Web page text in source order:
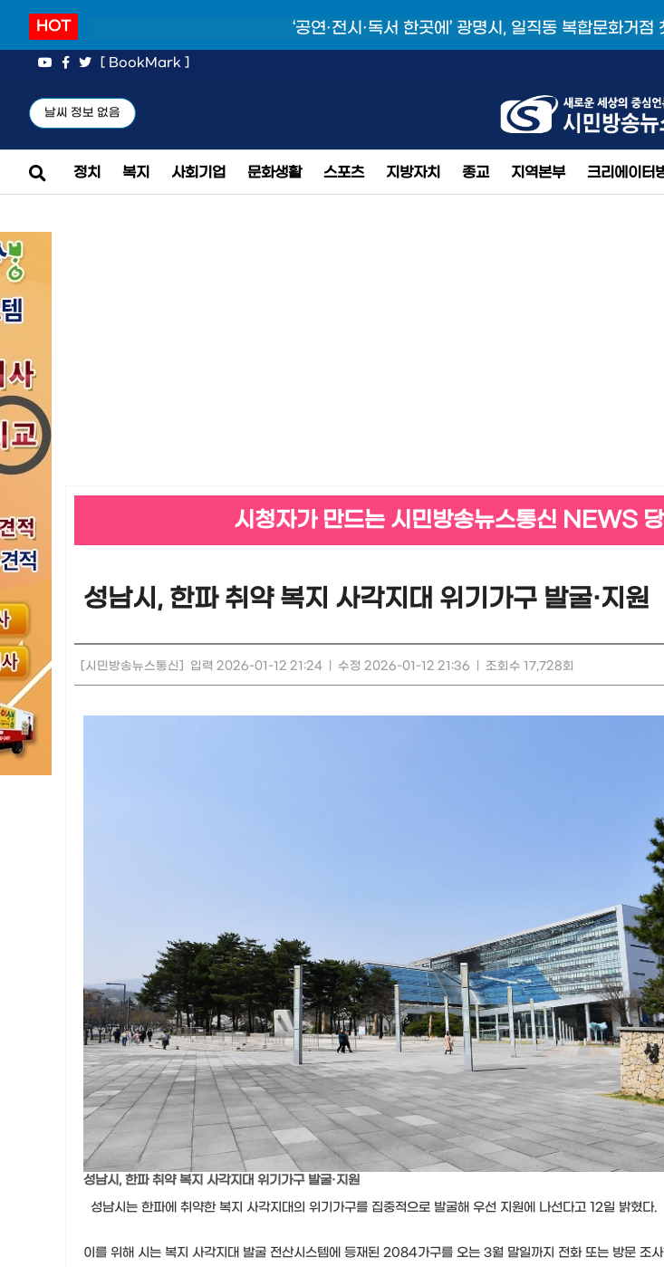
HOT ‘공연·전시·독서 한곳에’ 광명시, 일직동 복합문화거
[ BookMark ]
날씨 정보 없음
정치 복지 사회기업 문화생활 스포츠 지방자치 종교 지역본부 크리에이터
시청자가 만드는 시민방송뉴스통신 NEWS
성남시, 한파 취약 복지 사각지대 위기가구 발굴·지원
[시민방송뉴스통신] 입력 2026-01-12 21:24 수정 2026-01-12 21:36 조회수 17,728회
성남시, 한파 취약 복지 사각지대 위기가구 발굴·지원
성남시는 한파에 취약한 복지 사각지대의 위기가구를 집중적으로 발굴해 우선 지원에 나선다고 12일 밝혔다.
이를 위해 시는 복지 사각지대 발굴 전산시스템에 등재된 2084가구를 오는 3월 말일까지 전화 또는 방문 조